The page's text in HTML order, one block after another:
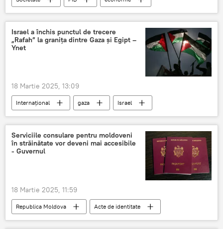
criza economie
Economie de piaţă
Economie Moldova
Israel a închis punctul de trecere
„Rafah” la granița dintre Gaza și Egipt –
Ynet
18 Martie 2025, 13:09
Internațional gaza
Israel
graniță
inchiderea granitelor
Serviciile consulare pentru moldoveni
în străinătate vor deveni mai accesibile
- Guvernul
18 Martie 2025, 11:59
Republica Moldova
Acte de identitate
acte de corupție
acte falsificate